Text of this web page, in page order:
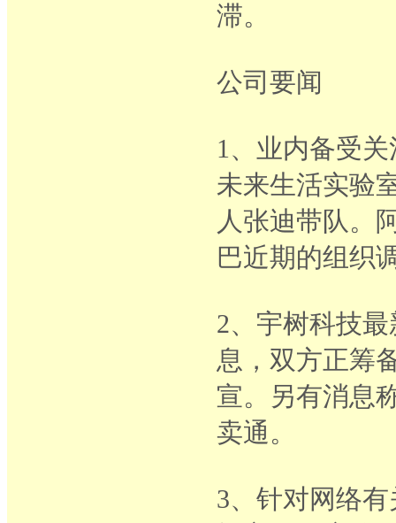
滞。
公司要闻
1、业内备受
未来生活实验
人张迪带队。
巴近期的组织
2、宇树科技
息，双方正筹
宣。另有消息
卖通。
3、针对网络